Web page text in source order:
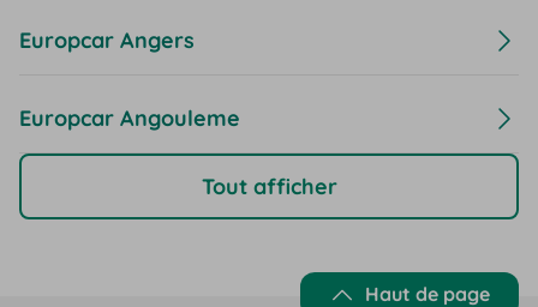
Europcar Angers
Europcar Angouleme
Tout afficher
Haut de page